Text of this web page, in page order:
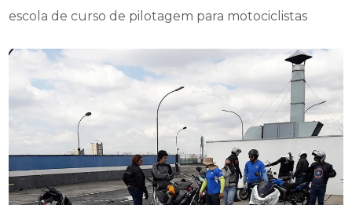
escola de curso de pilotagem para motociclistas